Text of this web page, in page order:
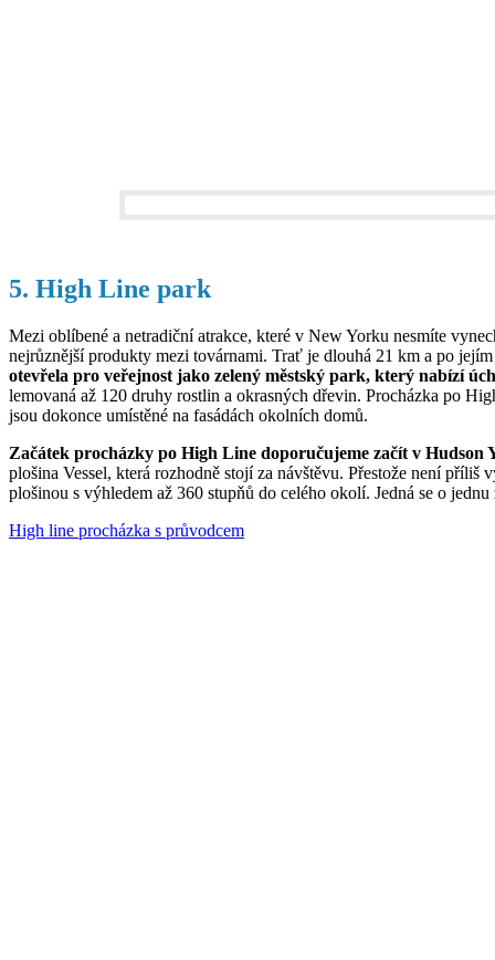
5. High Line park
Mezi oblíbené a netradiční atrakce, které v New Yorku nesmíte
nejrůznější produkty mezi továrnami. Trať je dlouhá 21 km a po
otevřela pro veřejnost jako zelený městský park, který nabízí
lemovaná až 120 druhy rostlin a okrasných dřevin. Procházka po
jsou dokonce umístěné na fasádách okolních domů.
Začátek procházky po High Line doporučujeme začít v Hudson
plošina Vessel, která rozhodně stojí za návštěvu. Přestože není
plošinou s výhledem až 360 stupňů do celého okolí. Jedná se o
High line procházka s průvodcem